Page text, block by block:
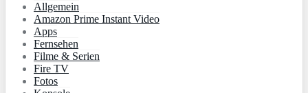
Allgemein
Amazon Prime Instant Video
Apps
Fernsehen
Filme & Serien
Fire TV
Fotos